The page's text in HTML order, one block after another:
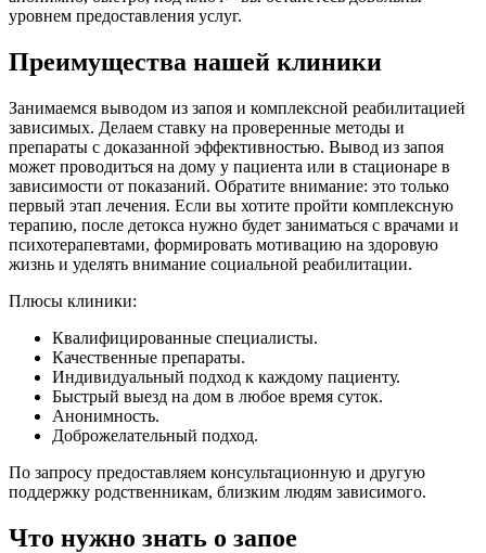
уровнем предоставления услуг.
Преимущества нашей клиники
Занимаемся выводом из запоя и комплексной реабилитацией
зависимых. Делаем ставку на проверенные методы и
препараты с доказанной эффективностью. Вывод из запоя
может проводиться на дому у пациента или в стационаре в
зависимости от показаний. Обратите внимание: это только
первый этап лечения. Если вы хотите пройти комплексную
терапию, после детокса нужно будет заниматься с врачами и
психотерапевтами, формировать мотивацию на здоровую
жизнь и уделять внимание социальной реабилитации.
Плюсы клиники:
Квалифицированные специалисты.
Качественные препараты.
Индивидуальный подход к каждому пациенту.
Быстрый выезд на дом в любое время суток.
Анонимность.
Доброжелательный подход.
По запросу предоставляем консультационную и другую
поддержку родственникам, близким людям зависимого.
Что нужно знать о запое